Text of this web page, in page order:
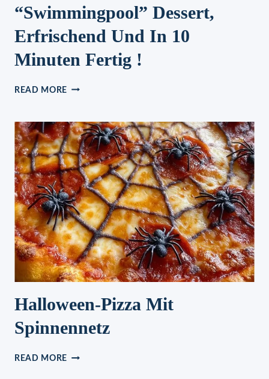
“Swimmingpool” Dessert,
Erfrischend Und In 10
Minuten Fertig !
READ MORE “SWIMMINGPOOL”
UND
IN
10
MINUTEN
FERTIG
!
Halloween-Pizza Mit
Spinnennetz
READ MORE HALLOWEEN-